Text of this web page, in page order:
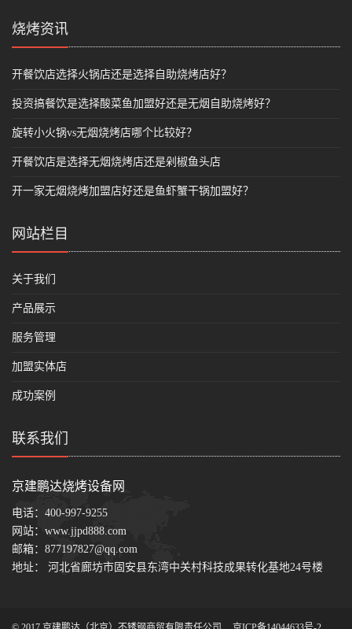
烧烤资讯
开餐饮店选择火锅店还是选择自助烧烤店好？
投资搞餐饮是选择酸菜鱼加盟好还是无烟自助烧烤好？
旋转小火锅vs无烟烧烤店哪个比较好？
开餐饮店是选择无烟烧烤店还是剁椒鱼头店
开一家无烟烧烤加盟店好还是鱼虾蟹干锅加盟好？
网站栏目
关于我们
产品展示
服务管理
加盟实体店
成功案例
联系我们
京建鹏达烧烤设备网
电话： 400-997-9255
网站： www.jjpd888.com
邮箱： 877197827@qq.com
地址： 河北省廊坊市固安县东湾中关村科技成果转化基地24号楼